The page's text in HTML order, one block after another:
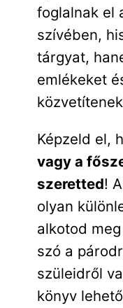
foglalnak el
szívében,
tárgyat,
emlékeket
Képzeld el,
vagy a
szeretted!
olyan
alkotod
szó a
szüleidről
könyv